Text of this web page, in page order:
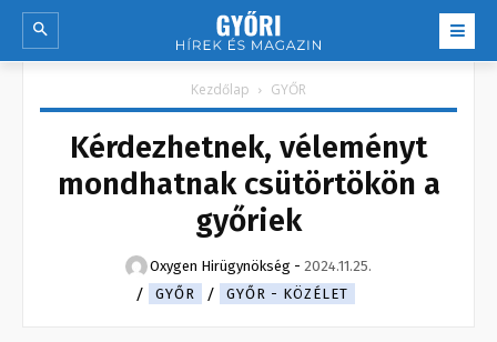
Kezdőlap GYŐR
Kérdezhetnek, véleményt
mondhatnak csütörtökön a
győriek
Oxygen Hirügynökség - 2024.11.25.
GYŐR
GYŐR - KÖZÉLET